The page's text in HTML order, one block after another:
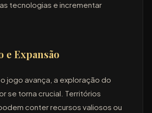
tecnologias e incrementar
e Expansão
jogo avança, a exploração do
se torna crucial. Territórios
conter recursos valiosos ou